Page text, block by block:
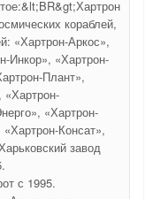
кораблей,
«Хартрон-Аркос»,
Инкор», «Хартрон-
Плант»,
«Хартрон-
«Хартрон-
Консат»,
завод
с 1995.